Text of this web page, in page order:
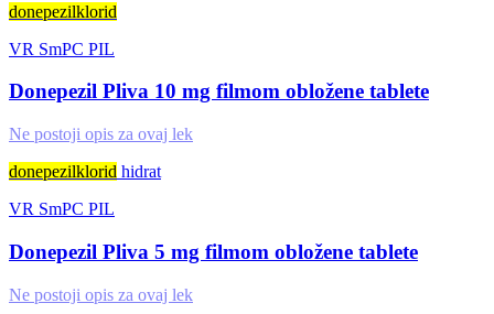
donepezilklorid
VR SmPC PIL
Donepezil Pliva 10 mg filmom obložene tablete
Ne postoji opis za ovaj lek
donepezilklorid hidrat
VR SmPC PIL
Donepezil Pliva 5 mg filmom obložene tablete
Ne postoji opis za ovaj lek